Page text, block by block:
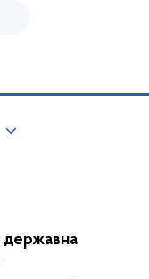
державна